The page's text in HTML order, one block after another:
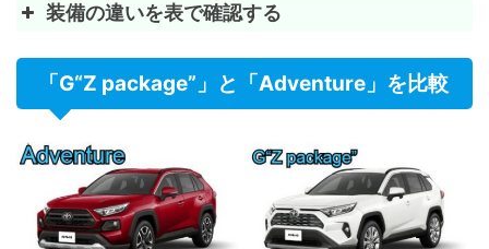
工具(ジャッキ+ジャッキハンドル+ハブナットレンチ)
※グレードによってオプションで装備できる
参考 トヨタRAV4のオプション【おすすめ厳
選】逆に選ぶと後悔するのはコレ
センターコンソールボックス -
インサイドドアグリップ -
装備の違いを表で確認する
装備 G
ホイール・タイヤ
225/
メカニズム ダイ
「G“Z package”」と「Adventure」を比較